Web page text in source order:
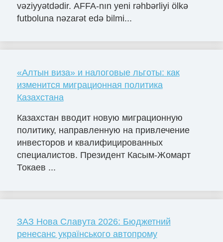
vəziyyətdədir. AFFA-nın yeni rəhbərliyi ölkə
futboluna nəzarət edə bilmi...
«Алтын виза» и налоговые льготы: как
изменится миграционная политика
Казахстана
Казахстан вводит новую миграционную
политику, направленную на привлечение
инвесторов и квалифицированных
специалистов. Президент Касым-Жомарт
Токаев ...
ЗАЗ Нова Славута 2026: Бюджетний
ренесанс українського автопрому